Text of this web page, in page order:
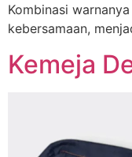
Kombinasi
kebersamaan,
Kemeja